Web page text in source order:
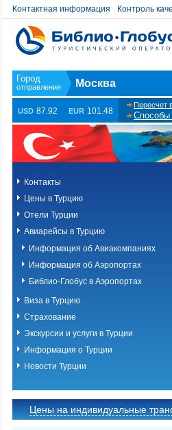
Контактная информация Контроль
Москва
USD 87.92 EUR 101.48
Пересчет
Способы
Контакты
Цены в Турцию
Отели Турции
Авиарейсы в Турцию
Информация об Авиакомпаниях
Информация об Аэропортах
Библио-Глобус в Аэропортах
Виза в Турцию
Страхование
Экскурсии и услуги в Турции
Информация о Турции
Новости Турции
Цены на индивидуальные